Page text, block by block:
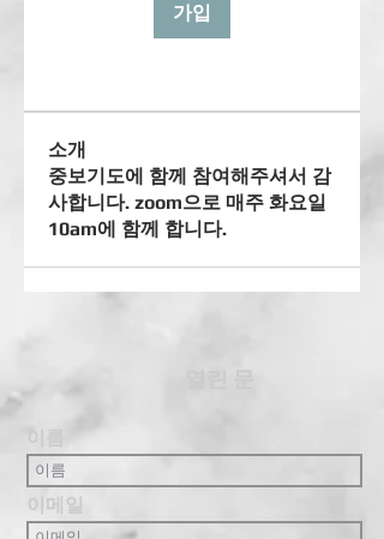
가입
소개
중보기도에 함께 참여해주셔서 감
사합니다. zoom으로 매주 화요일
10am에 함께 합니다.
이메일